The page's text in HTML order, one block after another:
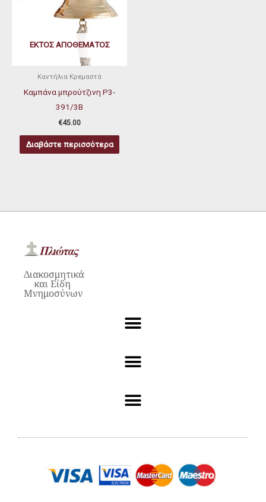
ΕΚΤΌΣ ΑΠΟΘΈΜΑΤΟΣ
Καντήλια Κρεμαστά
Καμπάνα μπρούτζινη P3-
391/3Β
€45.00
Διαβάστε περισσότερα
Διακοσμητικά
και Είδη
Μνημοσύνων